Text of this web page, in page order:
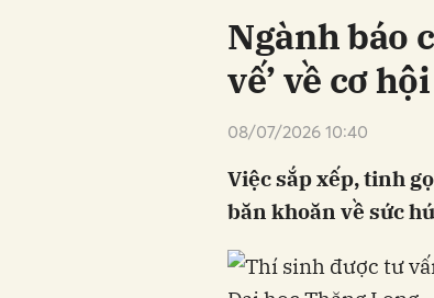
Ngành báo
vế’ về cơ
08/07/2026 10:40
Việc sắp xếp, tinh
băn khoăn về sức